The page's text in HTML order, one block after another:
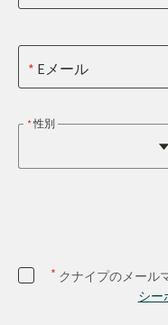
Eメール
性別
* クナイプのメール
シー